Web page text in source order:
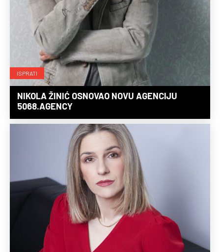
ISPRATI
NIKOLA ŽINIĆ OSNOVAO NOVU AGENCIJU
5068.AGENCY